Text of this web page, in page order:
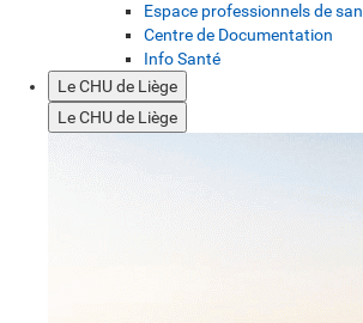
Espace professionnels de
Centre de Documentation
Info Santé
Le CHU de Liège
Le CHU de Liège